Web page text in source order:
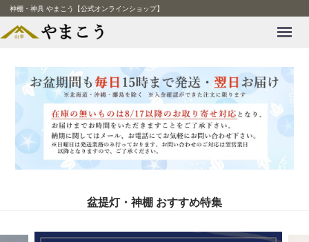
神棚・神具 やまこう【公式オンラインショップ】
盆提灯・神棚 おすすめ特集